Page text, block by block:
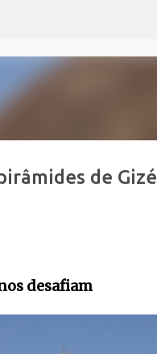
de Gizé
desafiam